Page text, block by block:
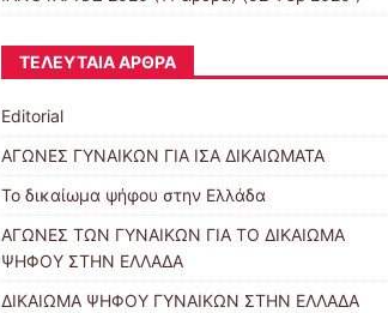
ΤΕΛΕΥΤΑΊΑ ΆΡΘΡΑ
Editorial
ΑΓΩΝΕΣ ΓΥΝΑΙΚΩΝ ΓΙΑ ΙΣΑ ΔΙΚΑΙΩΜΑΤΑ
Το δικαίωμα ψήφου στην Ελλάδα
ΑΓΩΝΕΣ ΤΩΝ ΓΥΝΑΙΚΩΝ ΓΙΑ ΤΟ ΔΙΚΑΙΩΜΑ
ΨΗΦΟΥ ΣΤΗΝ ΕΛΛΑΔΑ
ΔΙΚΑΙΩΜΑ ΨΗΦΟΥ ΓΥΝΑΙΚΩΝ ΣΤΗΝ ΕΛΛΑΔΑ